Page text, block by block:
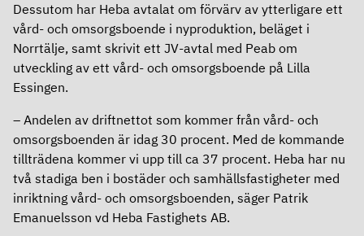
Dessutom har Heba avtalat om förvärv av ytterligare ett
vård- och omsorgsboende i nyproduktion, beläget i
Norrtälje, samt skrivit ett JV-avtal med Peab om
utveckling av ett vård- och omsorgsboende på Lilla
Essingen.
Andelen av driftnettot som kommer från vård- och
omsorgsboenden är idag 30 procent. Med de kommande
tillträdena kommer vi upp till ca 37 procent. Heba har nu
två stadiga ben i bostäder och samhällsfastigheter med
inriktning vård- och omsorgsboenden, säger Patrik
Emanuelsson vd Heba Fastighets AB.